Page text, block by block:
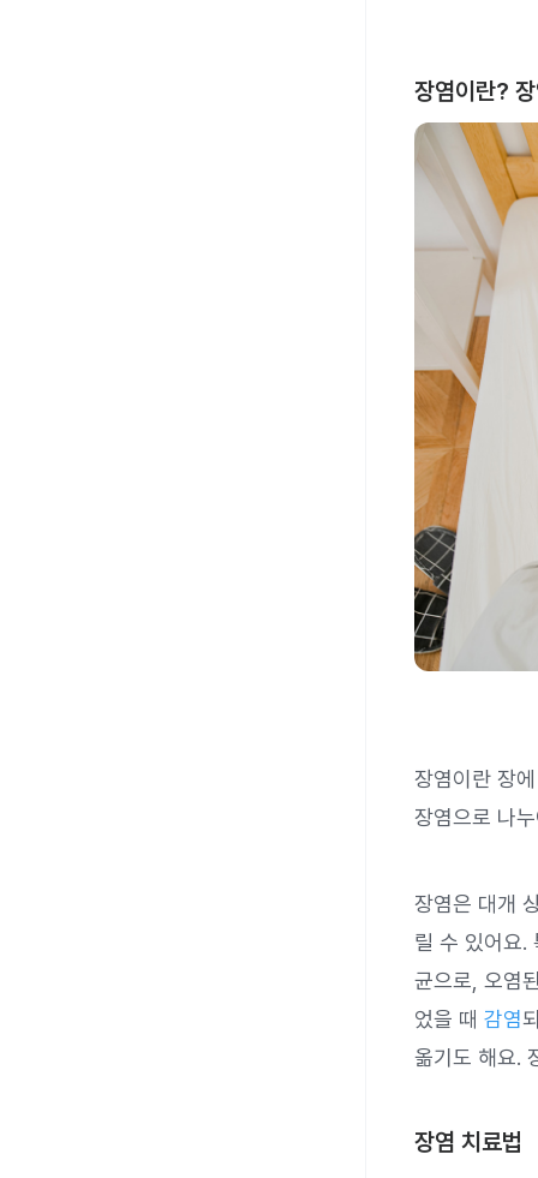
장염이란?
장염이란 장
장염으로 나
장염은 대개
릴 수 있어요.
균으로, 오염
었을 때 감염
옮기도 해요.
장염 치료법